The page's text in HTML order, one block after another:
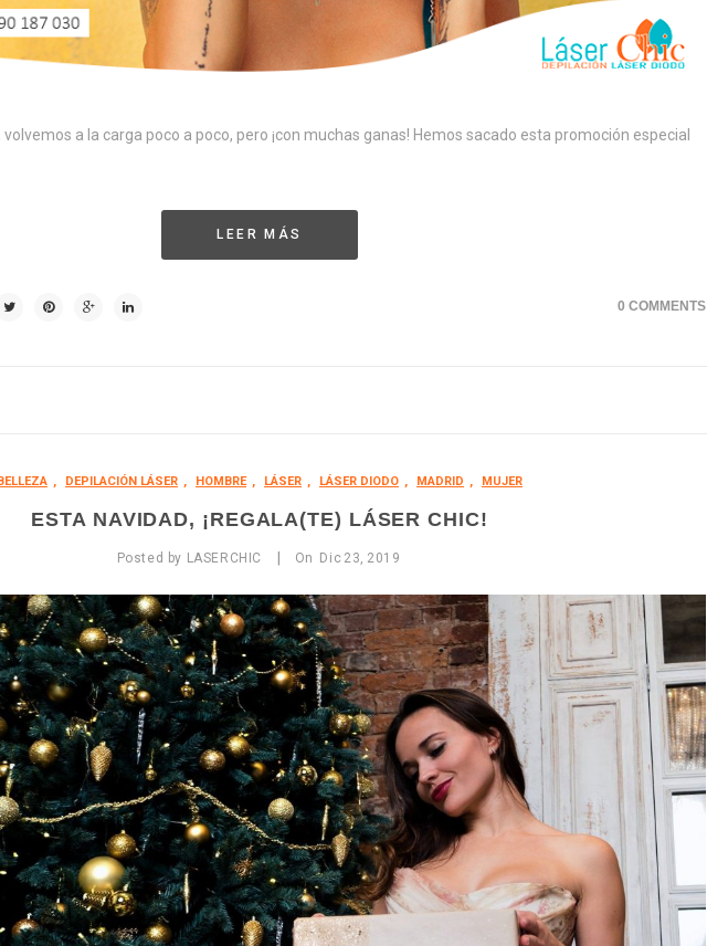
a la carga poco a poco, pero ¡con muchas ganas! Hemos sacado esta promoción especial
LEER MÁS
0 COMMENTS
BELLEZA , DEPILACIÓN LÁSER , HOMBRE , LÁSER , LÁSER DIODO , MADRID , MUJER
ESTA NAVIDAD, ¡REGALA(TE) LÁSER CHIC!
Posted by LASERCHIC On Dic 23, 2019